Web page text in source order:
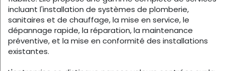
incluant l'installation de systèmes de plomberie,
sanitaires et de chauffage, la mise en service, le
dépannage rapide, la réparation, la maintenance
préventive, et la mise en conformité des installations
existantes.